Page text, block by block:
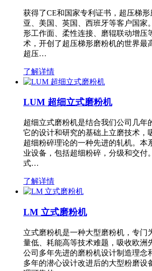
获得了CE和国家专利证书，超压梯形
亚、美国、英国、西班牙等客户国家
形工作面、柔性连接、磨辊联动增压
术，开创了超压梯形磨粉机的世界最
超压…
了解详情
LUM 超细立式磨粉机
超细立式磨粉机是结合我们公司几年
它的设计和研究的基础上立磨技术，
超细粉碎理论的一种先进的轧机。本
业设备，包括超细粉碎，分级和交付
式…
了解详情
LM 立式磨粉机
立式磨粉机是一种大型磨粉机，专门
量低、耗能高等技术难题，吸收欧洲
公司多年先进的磨粉机设计制造理念
多年的潜心设计改进后的大型粉磨设